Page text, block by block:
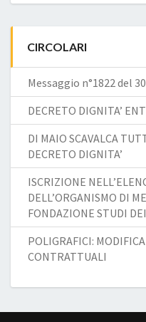
CIRCOLARI
Messaggio n°1822 del
DECRETO DIGNITA’
DI MAIO SCAVALCA
DECRETO DIGNITA’
ISCRIZIONE
DELL’ORGANISMO DI
FONDAZIONE STUDI
POLIGRAFICI:
CONTRATTUALI